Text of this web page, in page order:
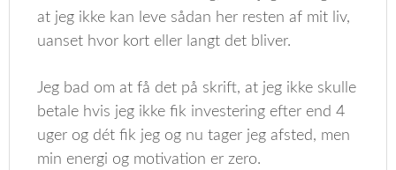
at jeg ikke kan leve sådan her resten af mit liv,
uanset hvor kort eller langt det bliver.
Jeg bad om at få det på skrift, at jeg ikke skulle
betale hvis jeg ikke fik investering efter end 4
uger og dét fik jeg og nu tager jeg afsted, men
min energi og motivation er zero.